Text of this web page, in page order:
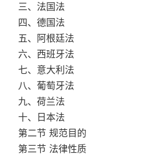
三、法国法
四、德国法
五、阿根廷法
六、西班牙法
七、意大利法
八、葡萄牙法
九、荷兰法
十、日本法
第二节 规范目的
第三节 法律性质